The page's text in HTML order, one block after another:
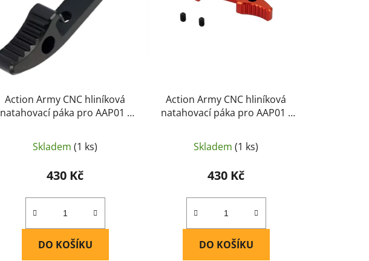
Action Army CNC hliníková
natahovací páka pro AAP01 -
Skladem(1 ks)
430 Kč
DO KOŠÍKU
Action Army CNC hliníková
natahovací páka pro AAP01 -
Skladem(1 ks)
430 Kč
DO KOŠÍKU